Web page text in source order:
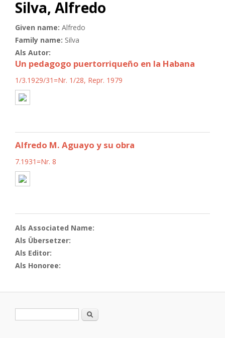
Silva, Alfredo
Given name: Alfredo
Family name: Silva
Als Autor:
Un pedagogo puertorriqueño en la Habana
1/3.1929/31=Nr. 1/28, Repr. 1979
Alfredo M. Aguayo y su obra
7.1931=Nr. 8
Als Associated Name:
Als Übersetzer:
Als Editor:
Als Honoree:
Search